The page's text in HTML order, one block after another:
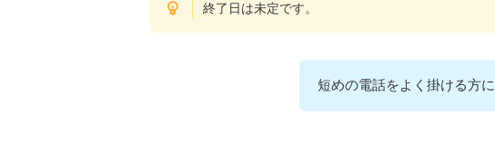
終了日は未定です。
短めの電話をよく掛ける方